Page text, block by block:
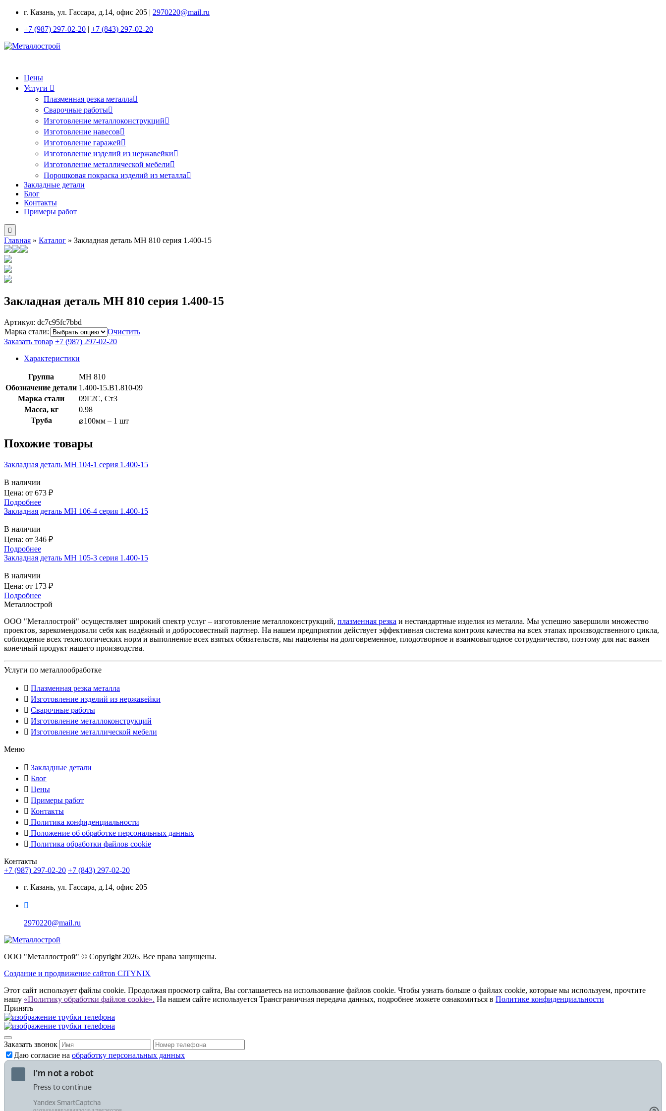
г. Казань, ул. Гассара, д.14, офис 205 | 2970220@mail.ru
+7 (987) 297-02-20 | +7 (843) 297-02-20
Цены
Услуги
Плазменная резка металла
Сварочные работы
Изготовление металлоконструкций
Изготовление навесов
Изготовление гаражей
Изготовление изделий из нержавейки
Изготовление металлической мебели
Порошковая покраска изделий из металла
Закладные детали
Блог
Контакты
Примеры работ
Главная » Каталог » Закладная деталь МН 810 серия 1.400-15
Закладная деталь МН 810 серия 1.400-15
Артикул: dc7c95fc7bbd
Марка стали:
Очистить
Заказать товар +7 (987) 297-02-20
Характеристики
Группа
МН 810
Обозначение детали 1.400-15.B1.810-09
Марка стали
09Г2С, Ст3
Масса, кг
0.98
Труба
⌀100мм – 1 шт
Похожие товары
Закладная деталь МН 104-1 серия 1.400-15
В наличии
Цена: от 673 ₽
Подробнее
Закладная деталь МН 106-4 серия 1.400-15
В наличии
Цена: от 346 ₽
Подробнее
Закладная деталь МН 105-3 серия 1.400-15
В наличии
Цена: от 173 ₽
Подробнее
Металлострой
ООО "Металлострой" осуществляет широкий спектр услуг – изготовление металлоконструкций, плазменная резка и нестандартные изделия из металла. Мы успешно завершили множество
проектов, зарекомендовали себя как надёжный и добросовестный партнер. На нашем предприятии действует эффективная система контроля качества на всех этапах производственного цикла,
соблюдение всех технологических норм и выполнение всех взятых обязательств, мы нацелены на долговременное, плодотворное и взаимовыгодное сотрудничество, поэтому для нас важен
конечный продукт нашего производства.
Услуги по металлообработке
Плазменная резка металла
Изготовление изделий из нержавейки
Сварочные работы
Изготовление металлоконструкций
Изготовление металлической мебели
Меню
Закладные детали
Блог
Цены
Примеры работ
Контакты
Политика конфиденциальности
Положение об обработке персональных данных
Политика обработки файлов cookie
Контакты
+7 (987) 297-02-20 +7 (843) 297-02-20
г. Казань, ул. Гассара, д.14, офис 205
2970220@mail.ru
ООО "Металлострой" © Copyright 2026. Все права защищены.
Создание и продвижение сайтов CITYNIX
Этот сайт использует файлы cookie. Продолжая просмотр сайта, Вы соглашаетесь на использование файлов cookie. Чтобы узнать больше о файлах cookie, которые мы используем, прочтите
нашу «Политику обработки файлов cookie». На нашем сайте используется Трансграничная передача данных, подробнее можете ознакомиться в Политике конфиденциальности
Принять
Заказать звонок
Даю согласие на обработку персональных данных